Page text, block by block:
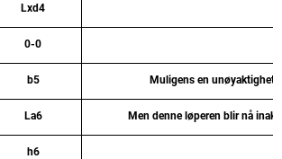
Lxd4
0-0
b5 Muligens en unøyaktighet.
La6 Men denne løperen blir nå
h6